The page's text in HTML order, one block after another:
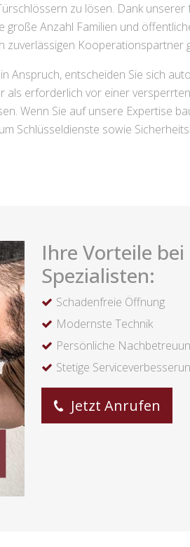
zu lösen. Dank
Anzahl Familien und
zuverlässigen Kooperationspartner
Anspruch, entscheiden Sie sich
als erforderlich vor einer
Wenn Sie auf unsere Expertise
Schlüsseldienste sowie
Ihre Vorteile
Spezialisten:
Schadenfreie Öffnung
Modernste Technik
Persönliche
Stetige
Jetzt Anrufen